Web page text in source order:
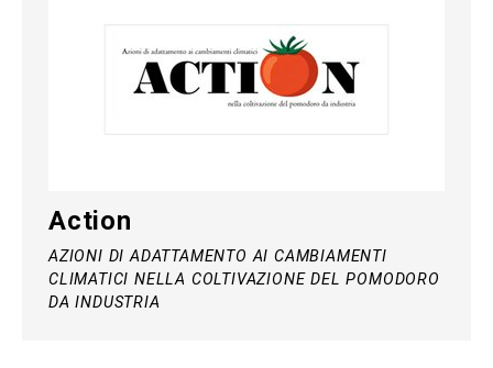
Action
AZIONI DI ADATTAMENTO AI CAMBIAMENTI
CLIMATICI NELLA COLTIVAZIONE DEL POMODORO
DA INDUSTRIA